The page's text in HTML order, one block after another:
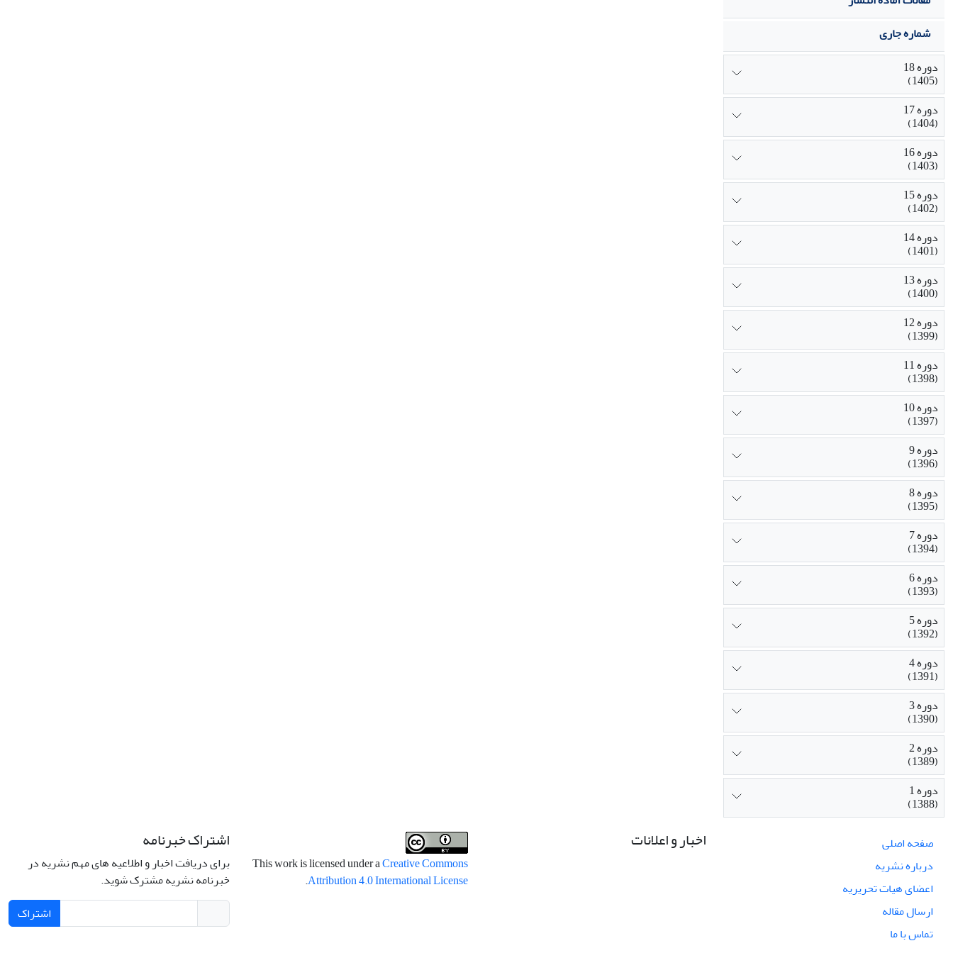
شماره جاری
دوره 18
(1405)
دوره 17
(1404)
دوره 16
(1403)
دوره 15
(1402)
دوره 14
(1401)
دوره 13
(1400)
دوره 12
(1399)
دوره 11
(1398)
دوره 10
(1397)
دوره 9
(1396)
دوره 8
(1395)
دوره 7
(1394)
دوره 6
(1393)
دوره 5
(1392)
دوره 4
(1391)
دوره 3
(1390)
دوره 2
(1389)
دوره 1
(1388)
صفحه اصلی
درباره نشریه
اعضای هیات تحریریه
ارسال مقاله
تماس با ما
اخبار و اعلانات
This work is licensed under aCreative Commons
Attribution 4.0 International License
.
اشتراک خبرنامه
برای دریافت اخبار و اطلاعیه های مهم نشریه در
خبرنامه نشریه مشترک شوید.
اشتراک